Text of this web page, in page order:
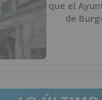
que el
de